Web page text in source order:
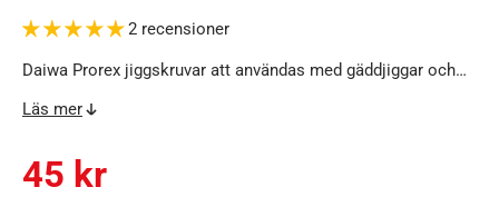
2 recensioner
Daiwa Prorex jiggskruvar att användas med gäddjiggar och
Läs mer
Ordinarie pris
45 kr